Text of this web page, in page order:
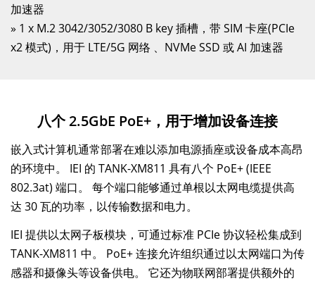
加速器
» 1 x M.2 3042/3052/3080 B key 插槽，带 SIM 卡座(PCIe
x2 模式)，用于 LTE/5G 网络 、NVMe SSD 或 AI 加速器
八个 2.5GbE PoE+，用于增加设备连接
嵌入式计算机通常部署在难以添加电源插座或设备成本高昂
的环境中。 IEI 的 TANK-XM811 具有八个 PoE+ (IEEE
802.3at) 端口。 每个端口能够通过单根以太网电缆提供高
达 30 瓦的功率，以传输数据和电力。
IEI 提供以太网子板模块，可通过标准 PCIe 协议轻松集成到
TANK-XM811 中。 PoE+ 连接允许组织通过以太网端口为传
感器和摄像头等设备供电。 它还为物联网部署提供额外的